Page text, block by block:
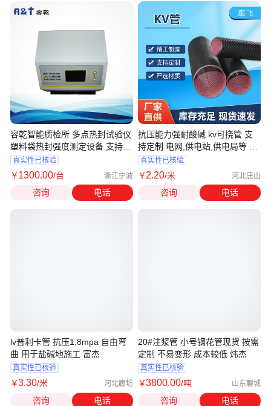
容乾智能质检所 多点热封试验仪
塑料袋热封强度测定设备 支持定
制
真实性已核验
￥1300.00/台 浙江宁波
咨询 电话
lv普利卡管 抗压1.8mpa 自由弯
曲 用于盐碱地施工 富杰
真实性已核验
￥3.30/米 河北廊坊
咨询 电话
抗压能力强耐酸碱 kv可挠管 支
持定制 电网,供电站,供电局等 廊
飞
真实性已核验
￥2.20/米 河北唐山
咨询 电话
20#注浆管 小号钢花管现货 按需
定制 不易变形 成本较低 炜杰
真实性已核验
￥3800.00/吨 山东聊城
咨询 电话